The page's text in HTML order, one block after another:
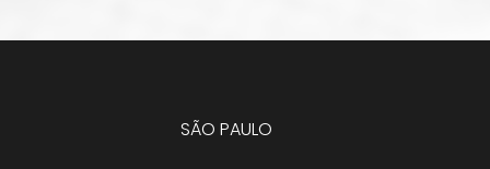
SÃO PAULO